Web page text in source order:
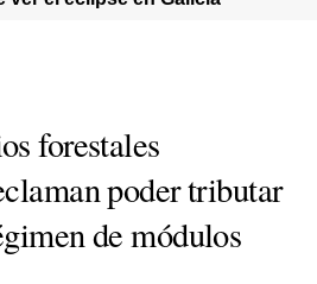
forestales
poder tributar
de módulos